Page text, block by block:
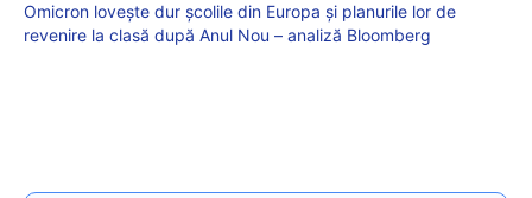
Omicron lovește dur școlile din Europa și planurile lor de
revenire la clasă după Anul Nou – analiză Bloomberg